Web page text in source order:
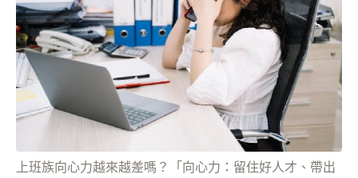
上班族向心力越來越差嗎？「向心力：留住好人才、帶出